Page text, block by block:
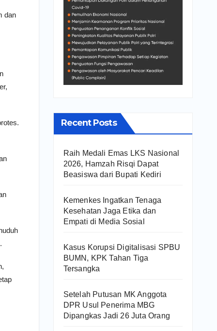
dan
Recent Posts
Raih Medali Emas LKS Nasional
2026, Hamzah Risqi Dapat
Beasiswa dari Bupati Kediri
Kemenkes Ingatkan Tenaga
Kesehatan Jaga Etika dan
Empati di Media Sosial
Kasus Korupsi Digitalisasi SPBU
BUMN, KPK Tahan Tiga
Tersangka
Setelah Putusan MK Anggota
DPR Usul Penerima MBG
Dipangkas Jadi 26 Juta Orang